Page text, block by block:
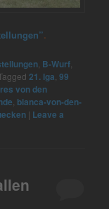
.
B-Wurf
21. lga ,99
von den
bianca-von-den-
| Leave a